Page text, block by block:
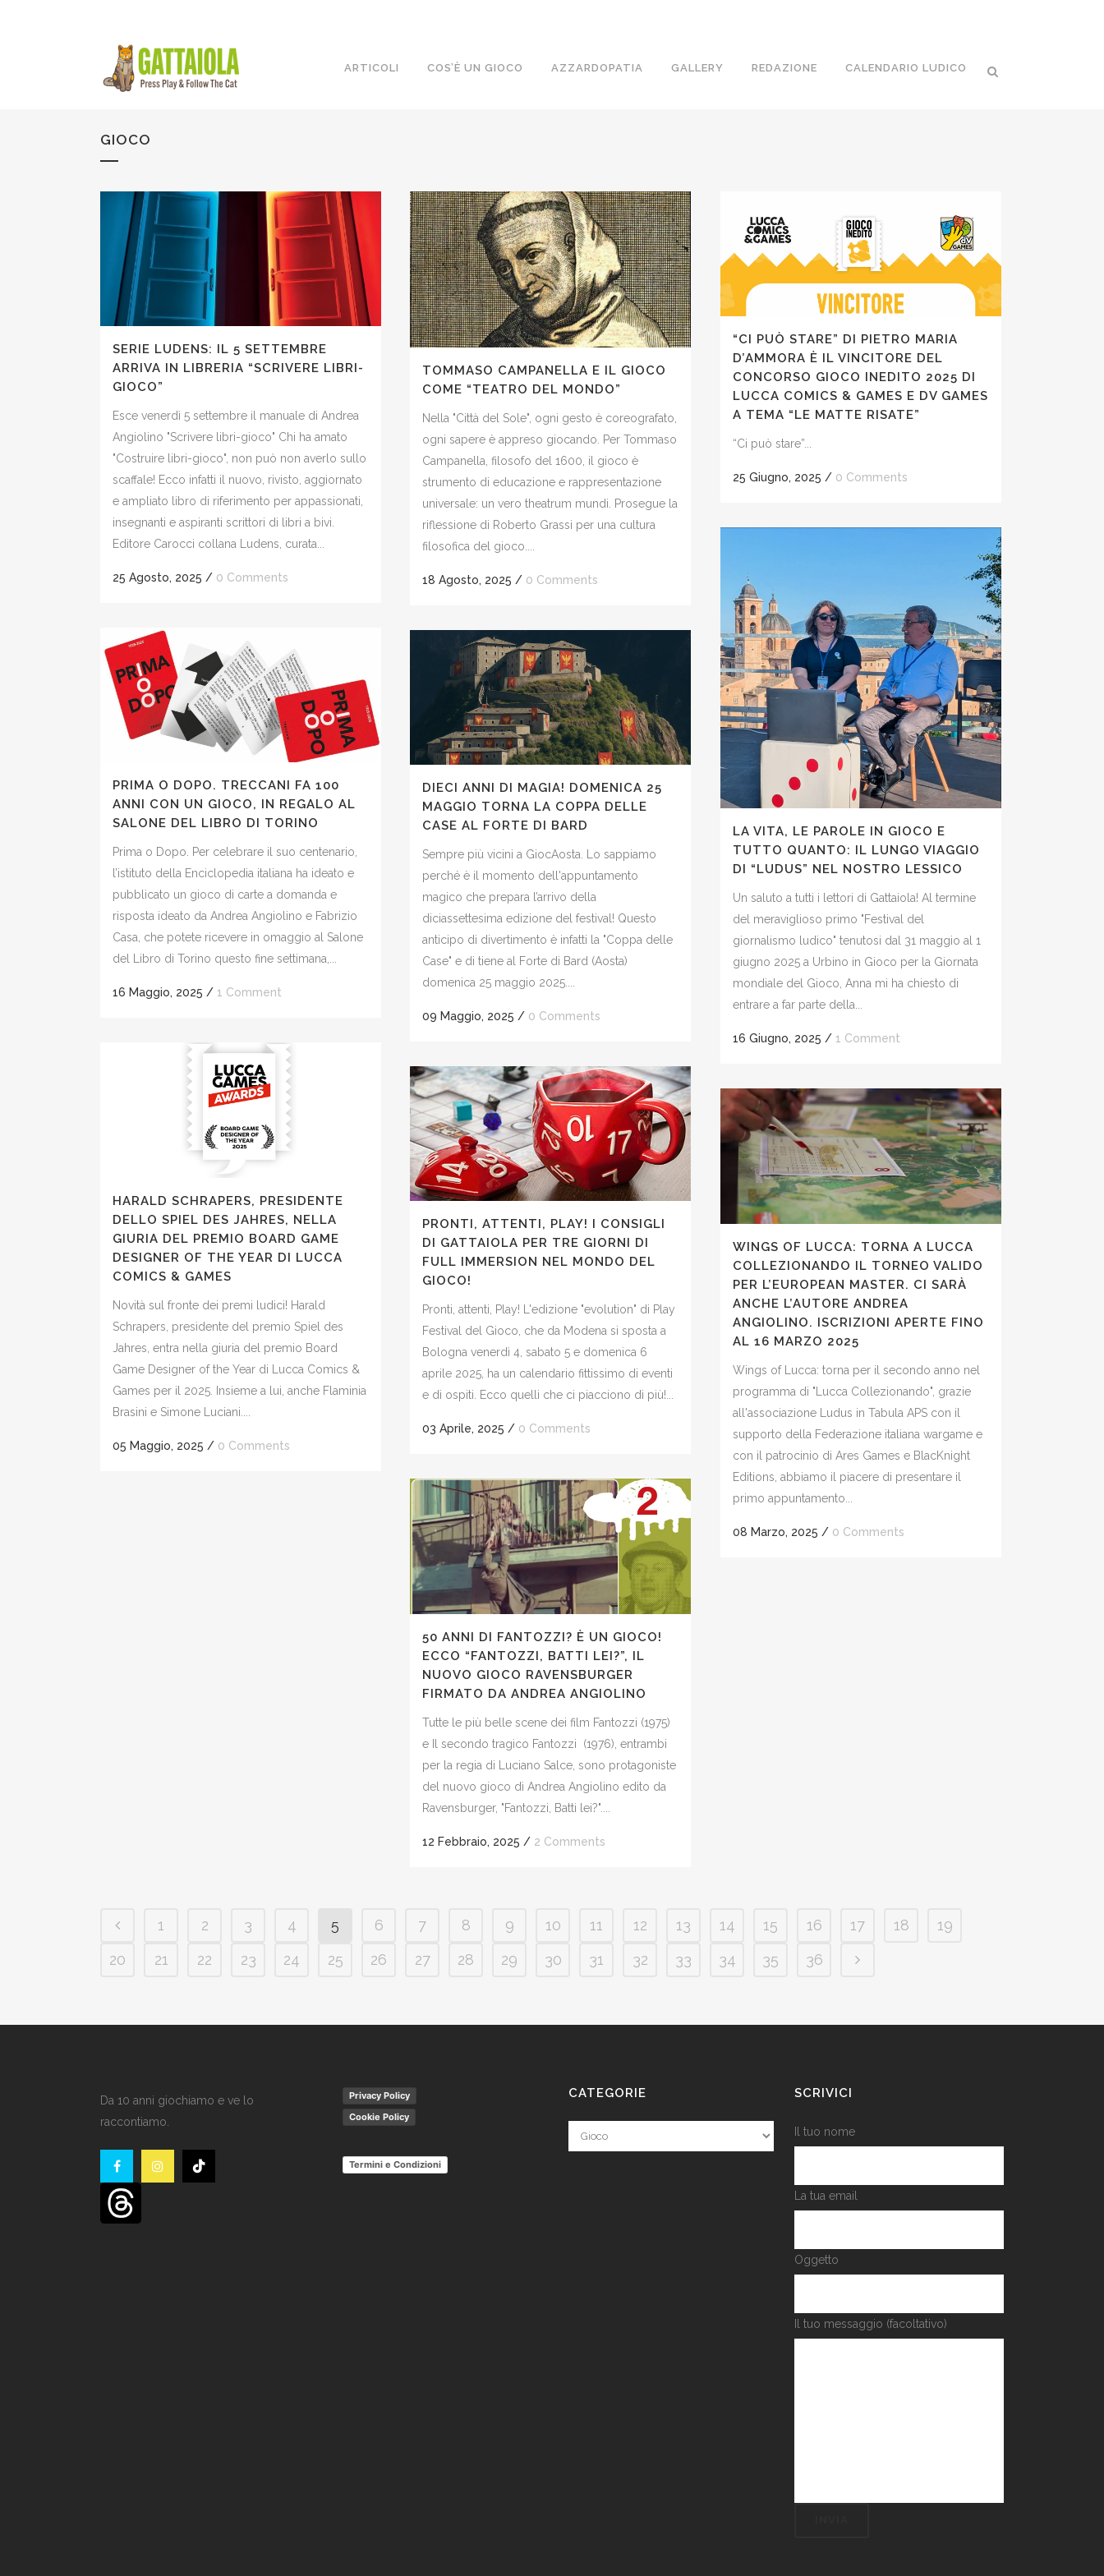
ARTICOLI COS’È UN GIOCO AZZARDOPATIA GALLERY REDAZIONE CALENDARIO LUDICO
GIOCO
SERIE LUDENS: IL 5 SETTEMBRE
ARRIVA IN LIBRERIA “SCRIVERE LIBRI-
GIOCO”
Esce venerdì 5 settembre il manuale di Andrea
Angiolino "Scrivere libri-gioco" Chi ha amato
"Costruire libri-gioco", non può non averlo sullo
scaffale! Ecco infatti il nuovo, rivisto, aggiornato
e ampliato libro di riferimento per appassionati,
insegnanti e aspiranti scrittori di libri a bivi.
Editore Carocci collana Ludens, curata...
25 Agosto, 2025 / 0 Comments
TOMMASO CAMPANELLA E IL GIOCO
COME “TEATRO DEL MONDO”
Nella "Città del Sole", ogni gesto è coreografato,
ogni sapere è appreso giocando. Per Tommaso
Campanella, filosofo del 1600, il gioco è
strumento di educazione e rappresentazione
universale: un vero theatrum mundi. Prosegue la
riflessione di Roberto Grassi per una cultura
filosofica del gioco....
18 Agosto, 2025 / 0 Comments
“CI PUÒ STARE” DI PIETRO MARIA
D’AMMORA È IL VINCITORE DEL
CONCORSO GIOCO INEDITO 2025 DI
LUCCA COMICS & GAMES E DV GAMES
A TEMA “LE MATTE RISATE”
“Ci può stare”...
25 Giugno, 2025 / 0 Comments
LA VITA, LE PAROLE IN GIOCO E
TUTTO QUANTO: IL LUNGO VIAGGIO
DI “LUDUS” NEL NOSTRO LESSICO
Un saluto a tutti i lettori di Gattaiola! Al termine
del meraviglioso primo "Festival del
giornalismo ludico" tenutosi dal 31 maggio al 1
giugno 2025 a Urbino in Gioco per la Giornata
mondiale del Gioco, Anna mi ha chiesto di
entrare a far parte della...
16 Giugno, 2025 / 1 Comment
PRIMA O DOPO. TRECCANI FA 100
ANNI CON UN GIOCO, IN REGALO AL
SALONE DEL LIBRO DI TORINO
Prima o Dopo. Per celebrare il suo centenario,
l’istituto della Enciclopedia italiana ha ideato e
pubblicato un gioco di carte a domanda e
risposta ideato da Andrea Angiolino e Fabrizio
Casa, che potete ricevere in omaggio al Salone
del Libro di Torino questo fine settimana,...
16 Maggio, 2025 / 1 Comment
DIECI ANNI DI MAGIA! DOMENICA 25
MAGGIO TORNA LA COPPA DELLE
CASE AL FORTE DI BARD
Sempre più vicini a GiocAosta. Lo sappiamo
perché è il momento dell'appuntamento
magico che prepara l’arrivo della
diciassettesima edizione del festival! Questo
anticipo di divertimento è infatti la "Coppa delle
Case" e di tiene al Forte di Bard (Aosta)
domenica 25 maggio 2025....
09 Maggio, 2025 / 0 Comments
HARALD SCHRAPERS, PRESIDENTE
DELLO SPIEL DES JAHRES, NELLA
GIURIA DEL PREMIO BOARD GAME
DESIGNER OF THE YEAR DI LUCCA
COMICS & GAMES
Novità sul fronte dei premi ludici! Harald
Schrapers, presidente del premio Spiel des
Jahres, entra nella giuria del premio Board
Game Designer of the Year di Lucca Comics &
Games per il 2025. Insieme a lui, anche Flaminia
Brasini e Simone Luciani....
05 Maggio, 2025 / 0 Comments
PRONTI, ATTENTI, PLAY! I CONSIGLI
DI GATTAIOLA PER TRE GIORNI DI
FULL IMMERSION NEL MONDO DEL
GIOCO!
Pronti, attenti, Play! L'edizione "evolution" di Play
Festival del Gioco, che da Modena si sposta a
Bologna venerdì 4, sabato 5 e domenica 6
aprile 2025, ha un calendario fittissimo di eventi
e di ospiti. Ecco quelli che ci piacciono di più!...
03 Aprile, 2025 / 0 Comments
WINGS OF LUCCA: TORNA A LUCCA
COLLEZIONANDO IL TORNEO VALIDO
PER L’EUROPEAN MASTER. CI SARÀ
ANCHE L’AUTORE ANDREA
ANGIOLINO. ISCRIZIONI APERTE FINO
AL 16 MARZO 2025
Wings of Lucca: torna per il secondo anno nel
programma di "Lucca Collezionando", grazie
all'associazione Ludus in Tabula APS con il
supporto della Federazione italiana wargame e
con il patrocinio di Ares Games e BlacKnight
Editions, abbiamo il piacere di presentare il
primo appuntamento...
08 Marzo, 2025 / 0 Comments
50 ANNI DI FANTOZZI? È UN GIOCO!
ECCO “FANTOZZI, BATTI LEI?”, IL
NUOVO GIOCO RAVENSBURGER
FIRMATO DA ANDREA ANGIOLINO
Tutte le più belle scene dei film Fantozzi (1975)
e Il secondo tragico Fantozzi (1976), entrambi
per la regia di Luciano Salce, sono protagoniste
del nuovo gioco di Andrea Angiolino edito da
Ravensburger, "Fantozzi, Batti lei?"....
12 Febbraio, 2025 / 2 Comments
1 2 3 4 5 6 7 8 9 10 11 12 13 14 15 16 17 18
19
20
21 22 23 24 25 26 27 28 29 30 31 32 33 34 35 36
Da 10 anni giochiamo e ve lo
raccontiamo.
Privacy Policy
Cookie Policy
Termini e Condizioni
CATEGORIE
Categorie
SCRIVICI
Il tuo nome
La tua email
Oggetto
Il tuo messaggio (facoltativo)